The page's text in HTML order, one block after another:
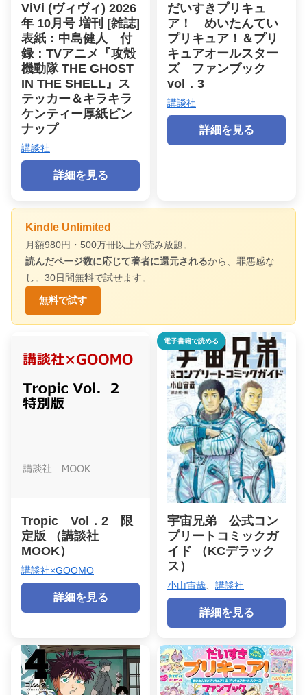
ViVi (ヴィヴィ) 2026
年 10月号 増刊 [雑誌]
表紙：中島健人 付
録：TVアニメ『攻殻
機動隊 THE GHOST
IN THE SHELL』ス
テッカー＆キラキラ
ケンティー厚紙ピン
ナップ
講談社
詳細を見る
だいすきプリキュ
ア！ めいたんてい
プリキュア！＆プリ
キュアオールスター
ズ ファンブック
vol．3
講談社
詳細を見る
Kindle Unlimited
月額980円・500万冊以上が読み放題。
読んだページ数に応じて著者に還元されるから、罪悪感な
し。30日間無料で試せます。
無料で試す
Tropic Vol．2 限
定版 （講談社
MOOK）
講談社×GOOMO
詳細を見る
電子書籍で読める
宇宙兄弟 公式コン
プリートコミックガ
イド （KCデラック
ス）
小山宙哉 講談社
詳細を見る